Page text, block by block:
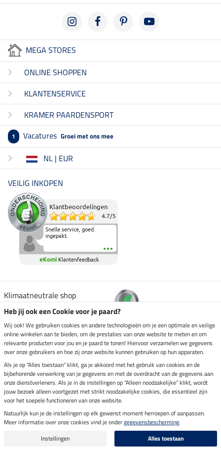
MEGA STORES
ONLINE SHOPPEN
KLANTENSERVICE
KRAMER PAARDENSPORT
1 Vacatures Groei met ons mee
NL | EUR
VEILIG INKOPEN
Klantbeoordelingen
4.7/5
Snelle service, goed
ingepakt.
eKomi Klantenfeedback
Klimaatneutrale shop
Verzending per
Veilig betalen met
Impressum
Laatste update op 06.08.2026 om 14:39 uur
Alle prijzen in euro's, incl. BTW, excl. verzendkosten.
Heb jij ook een Cookie voor je paard?
Wij ook! We gebruiken cookies en andere technologieën om je een optimale en veilige
online winkelen aan te bieden, om de prestaties van onze website te meten en om
relevante producten voor jou en je paard te tonen! Hiervoor verzamelen we gegevens
over onze gebruikers en hoe zij onze website kunnen gebruiken op hun apparaten.
Als je op "Alles toestaan" klikt, ga je akkoord met het gebruik van cookies en de
bijbehorende verwerking van je gegevens en met de overdracht van de gegevens aan
onze dienstverleners. Als je in de instellingen op "Alleen noodzakelijke" klikt, wordt
jouw bezoek alleen voortgezet met strikt noodzakelijke cookies, die essentieel zijn
voor het soepele functioneren van onze website.
Natuurlijk kun je de instellingen op elk gewenst moment herroepen of aanpassen.
Meer informatie over onze cookies vind je ondergegevensbescherming.
Instellingen
Alles toestaan